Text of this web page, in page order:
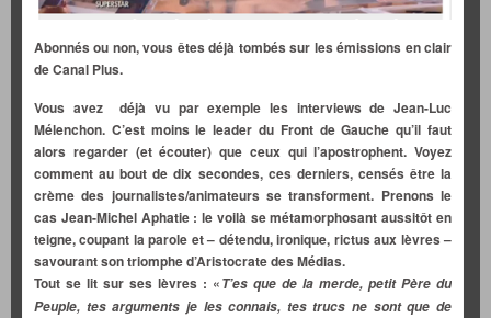
Abonnés ou non, vous êtes déjà tombés sur les émissions en clair
de Canal Plus.
Vous avez déjà vu par exemple les interviews de Jean-Luc
Mélenchon. C’est moins le leader du Front de Gauche qu’il faut
alors regarder (et écouter) que ceux qui l’apostrophent. Voyez
comment au bout de dix secondes, ces derniers, censés être la
crème des journalistes/animateurs se transforment. Prenons le
cas Jean-Michel Aphatie : le voilà se métamorphosant aussitôt en
teigne, coupant la parole et – détendu, ironique, rictus aux lèvres –
savourant son triomphe d’Aristocrate des Médias.
Tout se lit sur ses lèvres : «T’es que de la merde, petit Père du
Peuple, tes arguments je les connais, tes trucs ne sont que de